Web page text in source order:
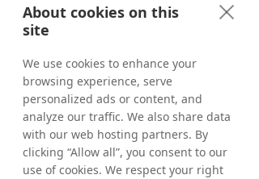
combinando intuizioni strategiche
internazionali con competenze dettagliate
raggiungere i loro obiettivi aziendali
attraverso la sua rete di alta qualità di
140.000 editori ed è stata la prima a offrire
un'offerta integrata di e- e m-commerce per
aiutare gli inserzionisti a estendere i loro
programmi online agli utenti sui dispositivi
mobili.
About cookies on this
site
We use cookies to enhance your
browsing experience, serve
personalized ads or content, and
analyze our traffic. We also share data
with our web hosting partners. By
clicking “Allow all”, you consent to our
use of cookies. We respect your right